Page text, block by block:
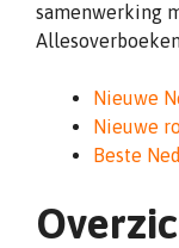
samenwerking
Nieuwe
Nieuwe
Beste